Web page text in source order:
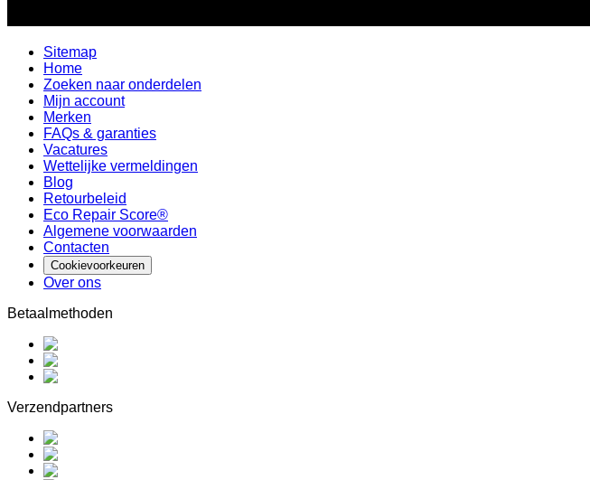
Sitemap
Home
Zoeken naar onderdelen
Mijn account
Merken
FAQs & garanties
Vacatures
Wettelijke vermeldingen
Blog
Retourbeleid
Eco Repair Score®
Algemene voorwaarden
Contacten
Cookievoorkeuren
Over ons
Betaalmethoden
Verzendpartners